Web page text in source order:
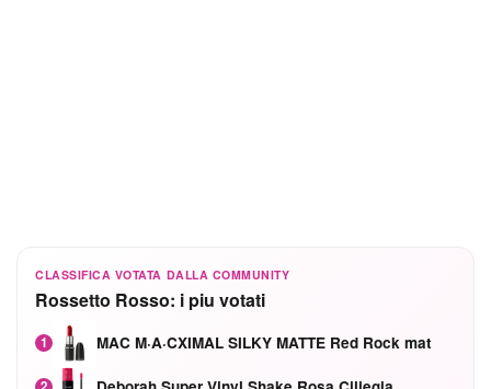
CLASSIFICA VOTATA DALLA COMMUNITY
Rossetto Rosso: i piu votati
1 MAC M·A·CXIMAL SILKY MATTE Red Rock mat